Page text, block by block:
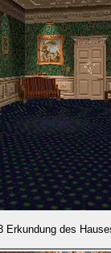
Erkundung des